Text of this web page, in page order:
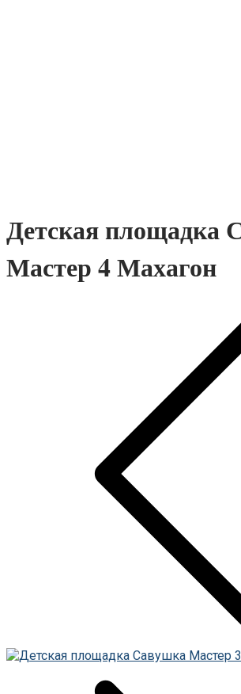
Детская площадка
Мастер 4 Махагон